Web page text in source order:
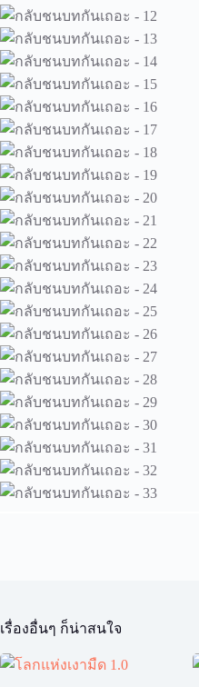
เรื่องอื่นๆ ก็น่าสนใจ